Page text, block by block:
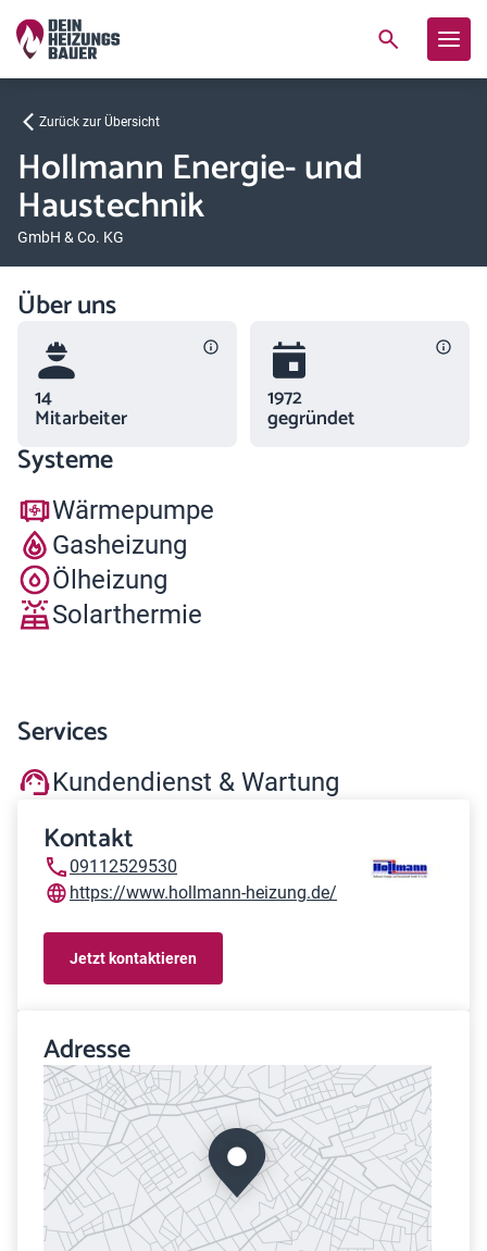
Zurück zur Übersicht
Hollmann Energie- und
Haustechnik
GmbH & Co. KG
Über uns
14
Mitarbeiter
1972
gegründet
Systeme
Wärmepumpe
Gasheizung
Ölheizung
Solarthermie
Services
Kundendienst & Wartung
Kontakt
09112529530
https://www.hollmann-heizung.de/
Jetzt kontaktieren
Adresse